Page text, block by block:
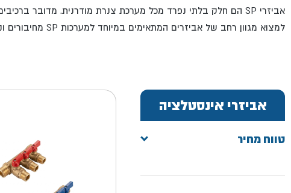
למצוא מגוון רחב של אביזרים המתאימים במיוחד למערכות SP מחיבורים וניפלים, דרך מחלקים להסתעפות ועד אביזרים שמיועדים למערכת לחיצה מקצועית.
אביזרי אינסטלציה
טווח מחיר